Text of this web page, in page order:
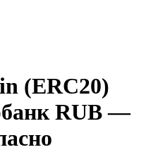
(ERC20)
RUB —